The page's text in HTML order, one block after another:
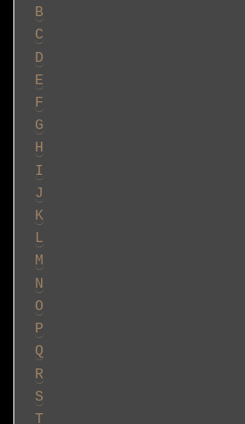
B
C
D
E
F
G
H
I
J
K
L
M
N
O
P
Q
R
S
T